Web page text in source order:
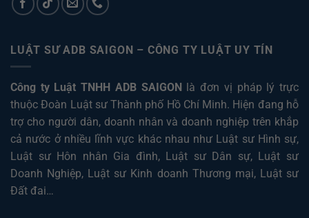
LUẬT SƯ ADB SAIGON – CÔNG TY LUẬT UY TÍN
Công ty Luật TNHH ADB SAIGONlà đơn vị pháp lý trực
thuộc Đoàn Luật sư Thành phố Hồ Chí Minh. Hiện đang hỗ
trợ cho người dân, doanh nhân và doanh nghiệp trên khắp
cả nước ở nhiều lĩnh vực khác nhau như Luật sư Hình sự,
Luật sư Hôn nhân Gia đình, Luật sư Dân sự, Luật sư
Doanh Nghiệp, Luật sư Kinh doanh Thương mại, Luật sư
Đất đai…